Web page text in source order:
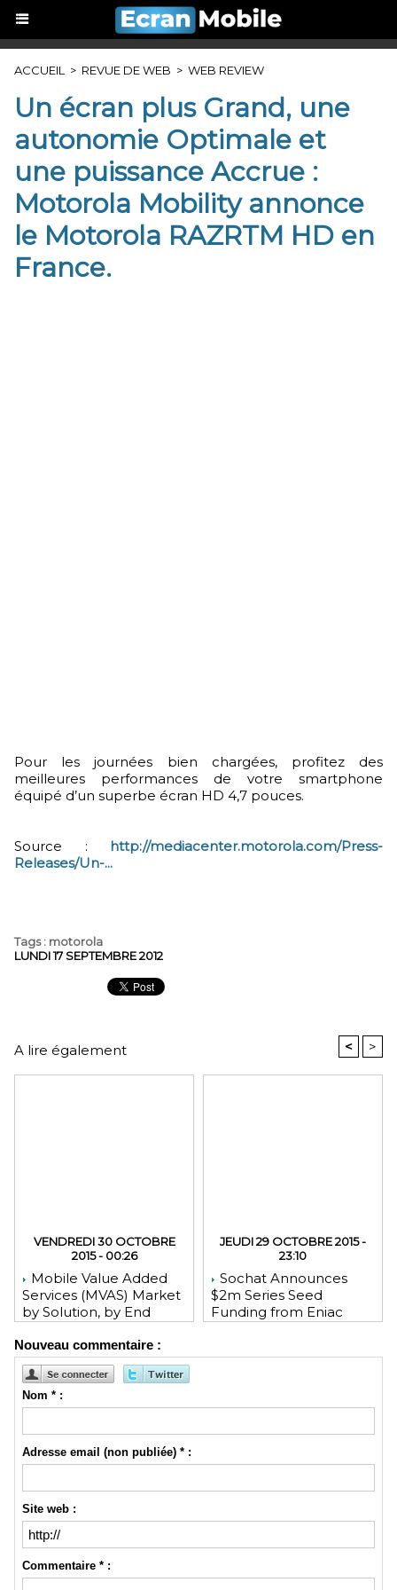
ACCUEIL > REVUE DE WEB > WEB REVIEW
Un écran plus Grand, une
autonomie Optimale et
une puissance Accrue :
Motorola Mobility annonce
le Motorola RAZRTM HD en
France.
Pour les journées bien chargées, profitez des
meilleures performances de votre smartphone
équipé d’un superbe écran HD 4,7 pouces.
Source : http://mediacenter.motorola.com/Press-
Releases/Un-...
Tags: motorola
LUNDI 17 SEPTEMBRE 2012
A lire également < >
VENDREDI 30 OCTOBRE
2015 - 00:26
Mobile Value Added
Services (MVAS) Market
by Solution, by End
Geography - Global
Forecast and Analysis to
2020 - Reportlinker
Review
JEUDI 29 OCTOBRE 2015 -
23:10
Sochat Announces
$2m Series Seed
Funding from Eniac
Zhang
Nouveau commentaire :
Nom * :
Adresse email (non publiée) * :
Site web :
Commentaire * :